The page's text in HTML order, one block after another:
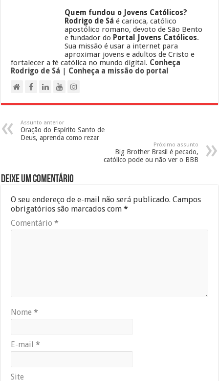
Quem fundou o Jovens Católicos?
Rodrigo de Sá é carioca, católico
apostólico romano, devoto de São Bento
e fundador do Portal Jovens Católicos.
Sua missão é usar a internet para
aproximar jovens e adultos de Cristo e
fortalecer a fé católica no mundo digital. Conheça
Rodrigo de Sá | Conheça a missão do portal
Assunto anterior
Oração do Espírito Santo de
Deus, aprenda como rezar
Próximo assunto
Big Brother Brasil é pecado,
católico pode ou não ver o BBB
Deixe um comentário
O seu endereço de e-mail não será publicado. Campos
obrigatórios são marcados com*
Comentário*
Nome*
E-mail*
Site